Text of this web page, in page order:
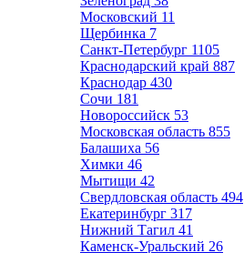
Московский 11
Щербинка 7
Санкт-Петербург 1105
Краснодарский край 887
Краснодар 430
Сочи 181
Новороссийск 53
Московская область 855
Балашиха 56
Химки 46
Мытищи 42
Свердловская область 494
Екатеринбург 317
Нижний Тагил 41
Каменск-Уральский 26